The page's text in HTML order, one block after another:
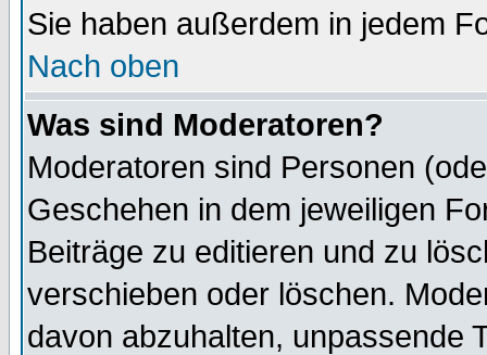
Sie haben außerdem in jedem
Nach oben
Was sind Moderatoren?
Moderatoren sind Personen
Geschehen in dem jeweiligen
Beiträge zu editieren und zu
verschieben oder löschen.
davon abzuhalten, unpassende